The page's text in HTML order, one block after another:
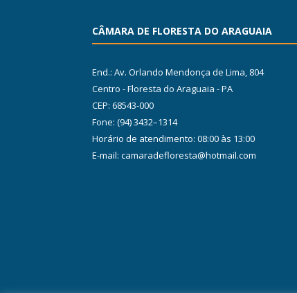
CÂMARA DE FLORESTA DO ARAGUAIA
End.: Av. Orlando Mendonça de Lima, 804
Centro - Floresta do Araguaia - PA
CEP: 68543-000
Fone: (94) 3432–1314
Horário de atendimento: 08:00 às 13:00
E-mail: camaradefloresta@hotmail.com